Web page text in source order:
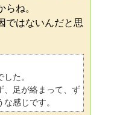
ね。
ではないんだと思
た。
、足が絡まって、ず
感じです。